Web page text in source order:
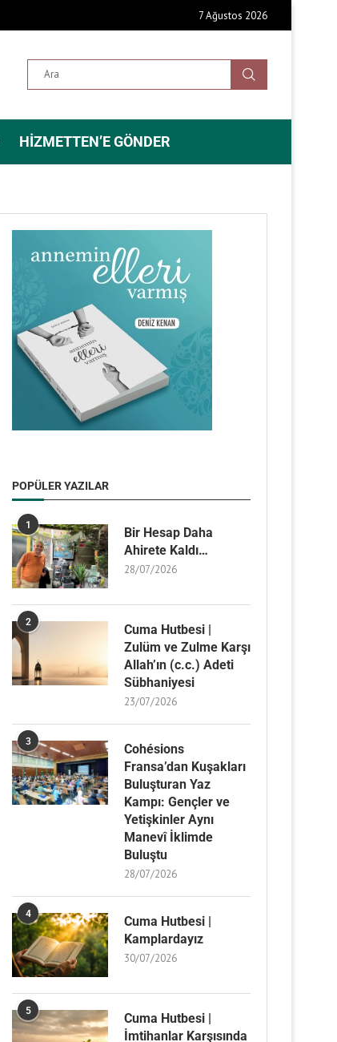
7 Ağustos 2026
HIZMETTEN’E GÖNDER
POPÜLER YAZILAR
1
Bir Hesap Daha
Ahirete Kaldı…
28/07/2026
2
Cuma Hutbesi |
Zulüm ve Zulme Karşı
Allah’ın (c.c.) Adeti
Sübhaniyesi
23/07/2026
3
Cohésions
Fransa’dan Kuşakları
Buluşturan Yaz
Kampı: Gençler ve
Yetişkinler Aynı
Manevî İklimde
Buluştu
28/07/2026
4
Cuma Hutbesi |
Kamplardayız
30/07/2026
5
Cuma Hutbesi |
İmtihanlar Karşısında